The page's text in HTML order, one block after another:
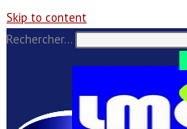
Skip to content
Rechercher…